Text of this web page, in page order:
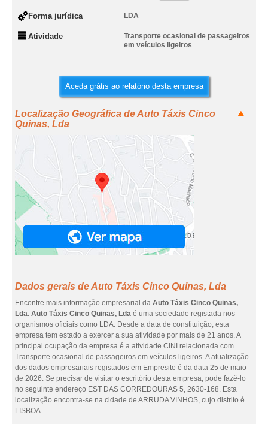
Forma jurídica LDA
Atividade
Transporte ocasional de passageiros
em veículos ligeiros
Aceda grátis ao relatório desta empresa
Localização Geográfica de Auto Táxis Cinco
Quinas, Lda
Dados gerais de Auto Táxis Cinco Quinas, Lda
Encontre mais informação empresarial da Auto Táxis Cinco Quinas,
Lda. Auto Táxis Cinco Quinas, Lda é uma sociedade registada nos
organismos oficiais como LDA. Desde a data de constituição, esta
empresa tem estado a exercer a sua atividade por mais de 21 anos. A
principal ocupação da empresa é a atividade CINI relacionada com
Transporte ocasional de passageiros em veículos ligeiros. A atualização
dos dados empresariais registados em Empresite é da data 25 de maio
de 2026. Se precisar de visitar o escritório desta empresa, pode fazê-lo
no seguinte endereço EST DAS CORREDOURAS 5, 2630-168. Esta
localização encontra-se na cidade de ARRUDA VINHOS, cujo distrito é
LISBOA.